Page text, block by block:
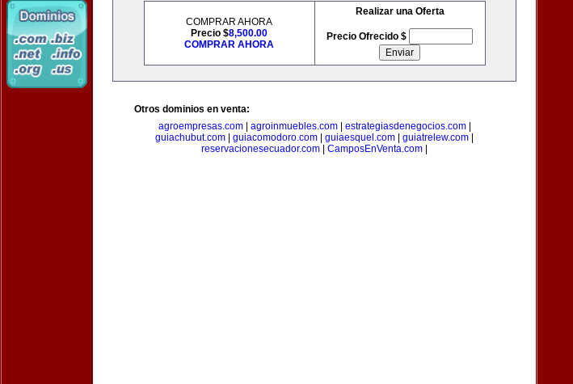
COMPRAR AHORA
Precio $8,500.00
COMPRAR AHORA
Realizar una Oferta
Precio Ofrecido $
Otros dominios en venta:
agroempresas.com| agroinmuebles.com| estrategiasdenegocios.com|
guiachubut.com
guiacomodoro.com guiaesquel.com guiatrelew.com
reservacionesecuador.com
CamposEnVenta.com